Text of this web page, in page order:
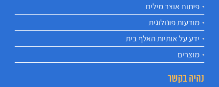
פיתוח אוצר מילים
מודעות פונולוגית
ידע על אותיות האלף בית
מוצרים
נהיה בקשר